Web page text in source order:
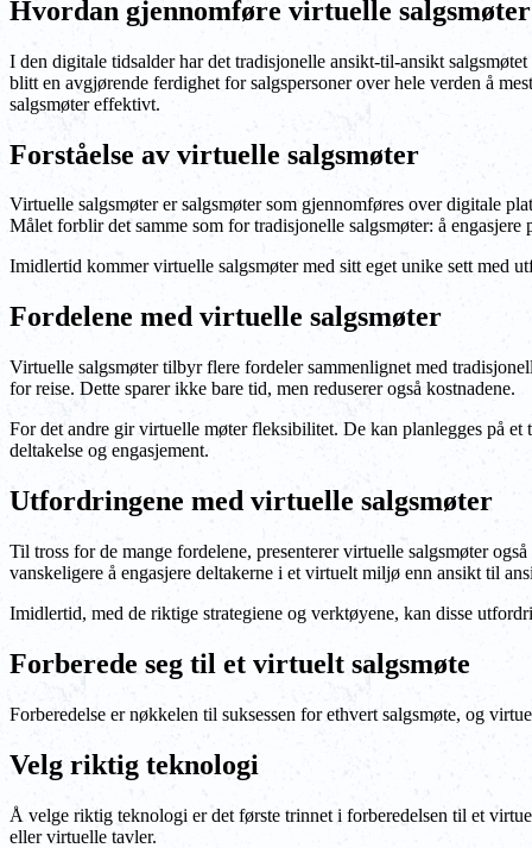
Hvordan gjennomføre virtuelle salgsmøter
I den digitale tidsalder har det tradisjonelle ansikt-til-ansikt
blitt en avgjørende ferdighet for salgspersoner over hele verden å
salgsmøter effektivt.
Forståelse av virtuelle salgsmøter
Virtuelle salgsmøter er salgsmøter som gjennomføres over digitale
Målet forblir det samme som for tradisjonelle salgsmøter: å
Imidlertid kommer virtuelle salgsmøter med sitt eget unike sett med
Fordelene med virtuelle salgsmøter
Virtuelle salgsmøter tilbyr flere fordeler sammenlignet med
for reise. Dette sparer ikke bare tid, men reduserer også kostnadene.
For det andre gir virtuelle møter fleksibilitet. De kan planlegges på
deltakelse og engasjement.
Utfordringene med virtuelle salgsmøter
Til tross for de mange fordelene, presenterer virtuelle salgsmøter
vanskeligere å engasjere deltakerne i et virtuelt miljø enn ansikt til
Imidlertid, med de riktige strategiene og verktøyene, kan disse
Forberede seg til et virtuelt salgsmøte
Forberedelse er nøkkelen til suksessen for ethvert salgsmøte, og
Velg riktig teknologi
Å velge riktig teknologi er det første trinnet i forberedelsen til et
eller virtuelle tavler.